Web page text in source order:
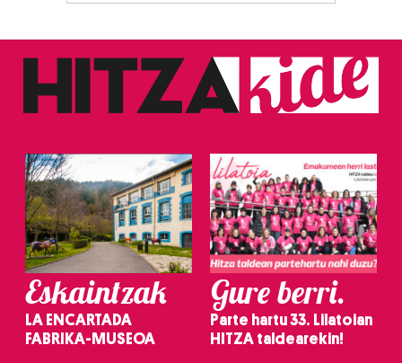
Eskaintzak
LA ENCARTADA
FABRIKA-MUSEOA
Gure berri.
Parte hartu 33. Lilatoian
HITZA taldearekin!